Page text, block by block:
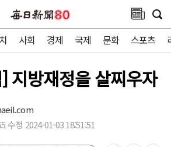
사회 경제 국제 문화 스포츠
지방재정을 살찌우자
수정 2024-01-03 18:51:51